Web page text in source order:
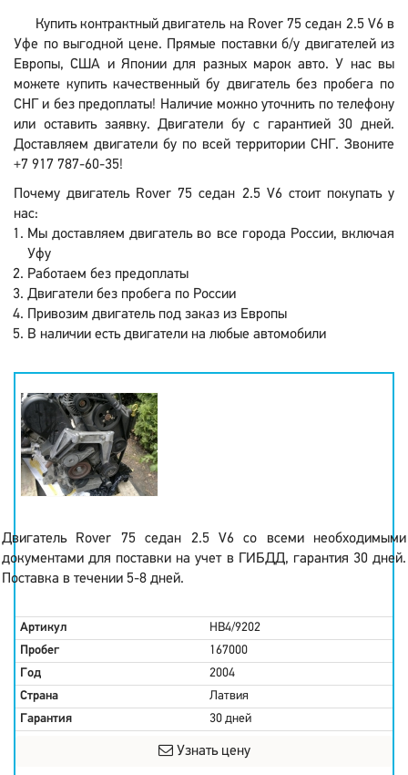
Купить контрактный двигатель на Rover 75 седан 2.5 V6 в
Уфе по выгодной цене. Прямые поставки б/у двигателей из
Европы, США и Японии для разных марок авто. У нас вы
можете купить качественный бу двигатель без пробега по
СНГ и без предоплаты! Наличие можно уточнить по телефону
или оставить заявку. Двигатели бу с гарантией 30 дней.
Доставляем двигатели бу по всей территории СНГ. Звоните
+7 917 787-60-35!
Почему двигатель Rover 75 седан 2.5 V6 стоит покупать у
нас:
Мы доставляем двигатель во все города России, включая
Уфу
Работаем без предоплаты
Двигатели без пробега по России
Привозим двигатель под заказ из Европы
В наличии есть двигатели на любые автомобили
Двигатель Rover 75 седан 2.5 V6 со всеми необходимыми
документами для поставки на учет в ГИБДД, гарантия 30 дней.
Поставка в течении 5-8 дней.
Артикул
HB4/9202
Пробег
167000
Год
2004
Страна
Латвия
Гарантия
30 дней
Узнать цену